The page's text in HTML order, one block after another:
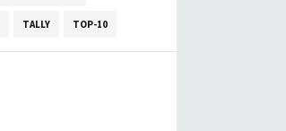
TALLY TOP-10